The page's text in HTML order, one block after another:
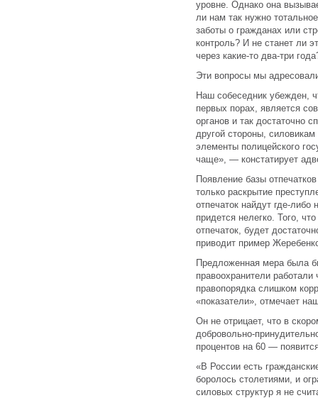
уровне. Однако она
ли нам так нужно
заботы о гражданах или
контроль? И не станет ли
через какие-то два-три
Эти вопросы мы
Наш собеседник убежден,
первых порах, является
органов и так достаточно
другой стороны,
элементы полицейского
чаще», — констатирует
Появление базы
только раскрытие
отпечаток найдут где-
придется нелегко. Того,
отпечаток, будет
приводит пример
Предложенная мера была
правоохранители
правопорядка слишком
«показатели», отмечает
Он не отрицает, что в
добровольно-
процентов на 60 —
«В России есть
боролось столетиями, и
силовых структур я не